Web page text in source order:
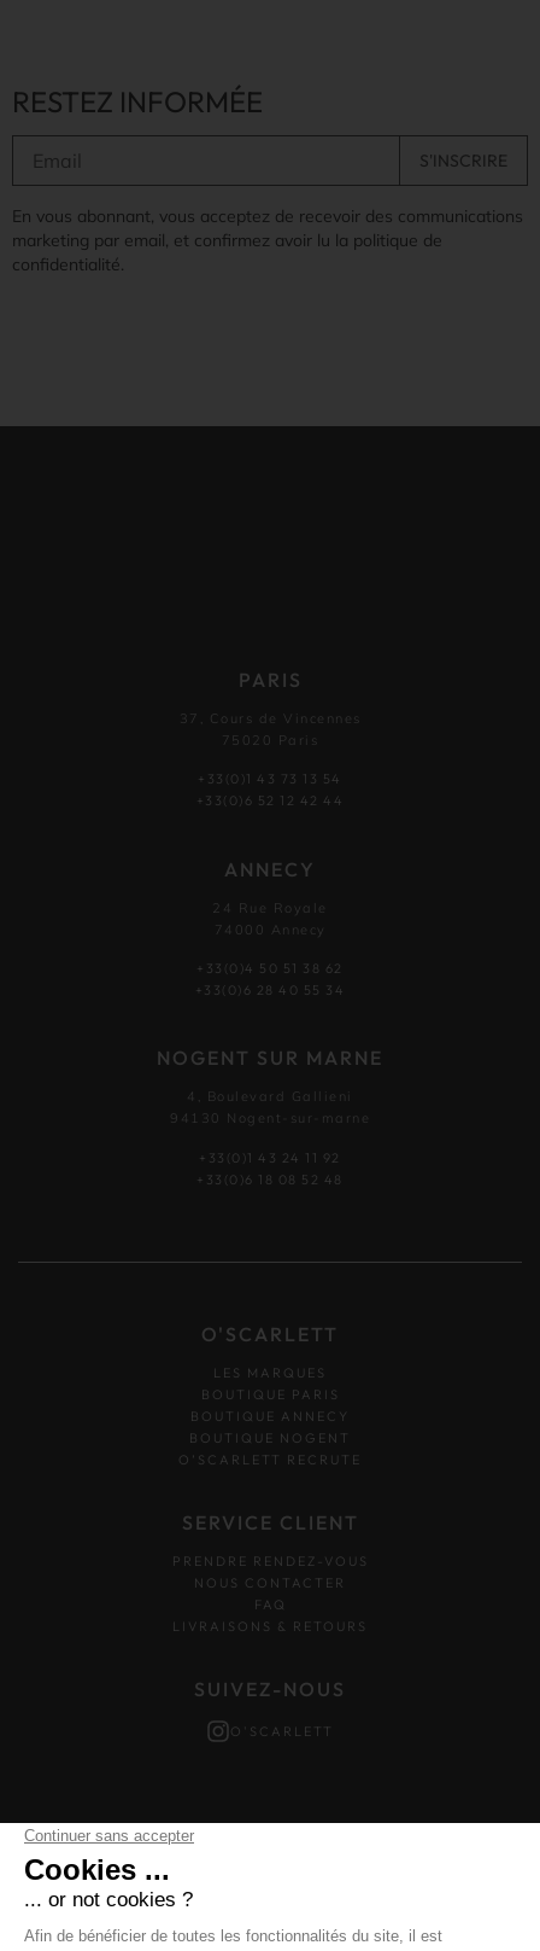
RESTEZ INFORMÉE
En vous abonnant, vous acceptez de recevoir des communications
marketing par email, et confirmez avoir lu la politique de
confidentialité.
PARIS
37, Cours de Vincennes
75020 Paris
+33(0)1 43 73 13 54
+33(0)6 52 12 42 44
ANNECY
24 Rue Royale
74000 Annecy
+33(0)4 50 51 38 62
+33(0)6 28 40 55 34
NOGENT SUR MARNE
4, Boulevard Gallieni
94130 Nogent-sur-marne
+33(0)1 43 24 11 92
+33(0)6 18 08 52 48
O'SCARLETT
LES MARQUES
BOUTIQUE PARIS
BOUTIQUE ANNECY
BOUTIQUE NOGENT
O’SCARLETT RECRUTE
SERVICE CLIENT
PRENDRE RENDEZ-VOUS
NOUS CONTACTER
FAQ
LIVRAISONS & RETOURS
SUIVEZ-NOUS
O'SCARLETT
Mentions légales – Données personnelles – Cookies